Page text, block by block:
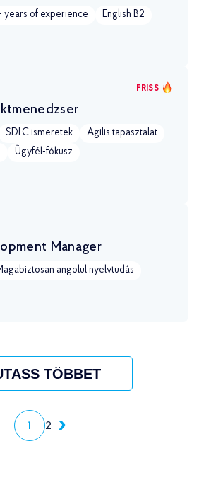
years of experience English B2
FRISS
SDLC ismeretek
Agilis tapasztalat
Ügyfél-fókusz
Manager
angolul nyelvtudás
TÖBBET
1 2